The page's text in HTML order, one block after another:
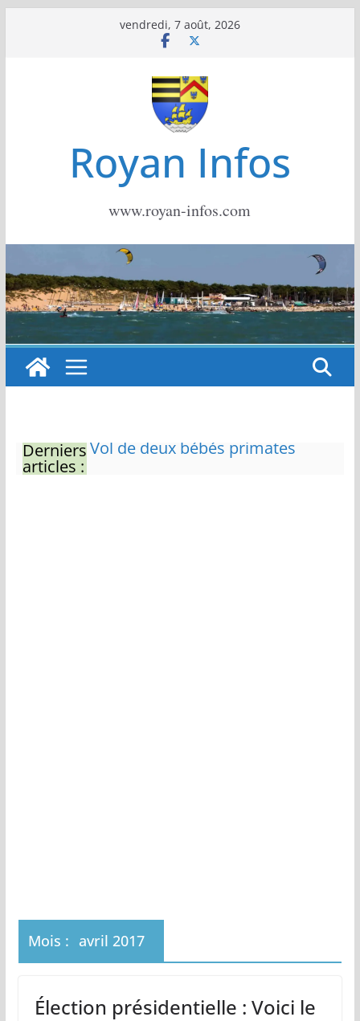
vendredi, 7 août, 2026
Royan Infos
www.royan-infos.com
Derniers
articles :
Eau potable : Le préfet de
Mois : avril 2017
Élection présidentielle : Voici le